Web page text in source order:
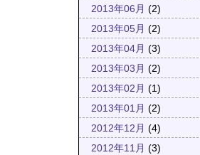
2013年06月 (2)
2013年05月 (2)
2013年04月 (3)
2013年03月 (2)
2013年02月 (1)
2013年01月 (2)
2012年12月 (4)
2012年11月 (3)